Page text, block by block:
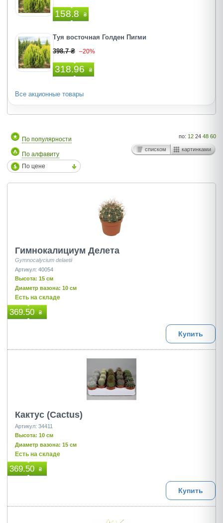
158.8 ₴
Туя восточная Голден Пигми
398.7 ₴ –20%
318.96 ₴
Все акционные товары
По популярности
По алфавиту
По цене
по: 12 24 48 60
списком картинками
Гимнокалициум Делета
Gymnocalycium delaetii
Артикул: 40054
Высота: 15 см
Диаметр вазона: 10 см
Есть на складе
369.50 ₴
Купить
Кактус (Cactus)
Артикул: 34411
Высота: 10 см
Диаметр вазона: 15 см
Есть на складе
369.50 ₴
Купить